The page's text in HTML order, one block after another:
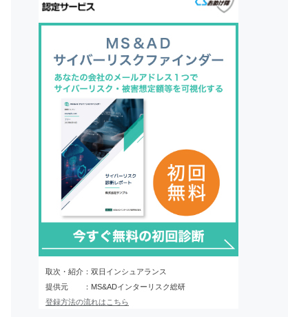
取次・紹介：双日インシュアランス
提供元 ：MS&ADインターリスク総研
登録方法の流れはこちら